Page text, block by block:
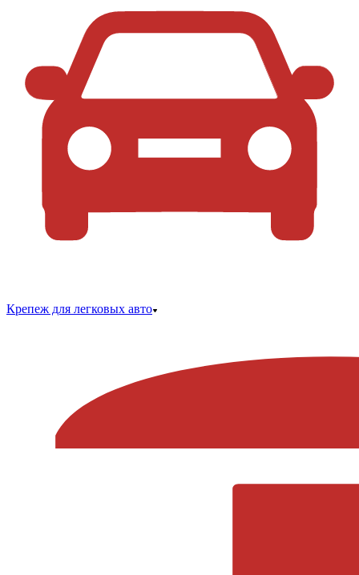
Крепеж для легковых авто